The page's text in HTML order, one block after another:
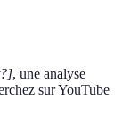
, une analyse
sur YouTube